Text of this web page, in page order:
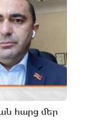
հարց մեր